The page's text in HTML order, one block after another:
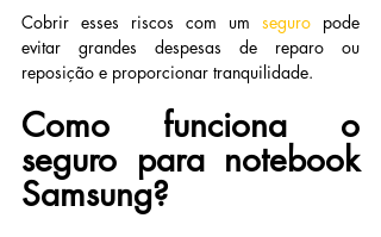
Cobrir esses riscos com um seguro pode
evitar grandes despesas de reparo ou
reposição e proporcionar tranquilidade.
Como funciona o
seguro para notebook
Samsung?